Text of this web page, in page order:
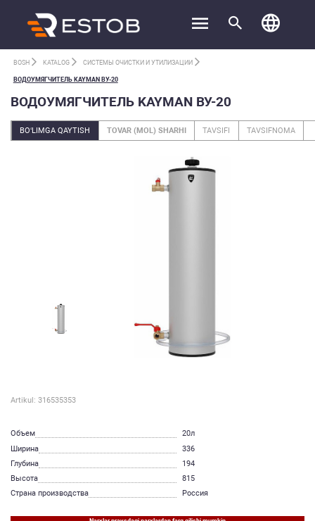
BOSH KATALOG СИСТЕМЫ ОЧИСТКИ И УТИЛИЗАЦИИ
ВОДОУМЯГЧИТЕЛЬ KAYMAN ВУ-20
ВОДОУМЯГЧИТЕЛЬ KAYMAN ВУ-20
BO‘LIMGA QAYTISH TOVAR (MOL) SHARHI TAVSIFI TAVSIFNOMA
Artikul: 316535353
Объем
20л
Ширина
336
Глубина
194
Высота
815
Страна производства
Россия